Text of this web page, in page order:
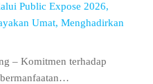
Public Expose 2026,
Umat, Menghadirkan
– Komitmen terhadap